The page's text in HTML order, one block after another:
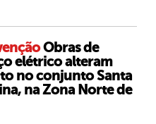
Obras de
elétrico alteram
no conjunto Santa
na Zona Norte de